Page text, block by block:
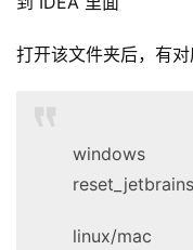
打开该文件夹后，有对